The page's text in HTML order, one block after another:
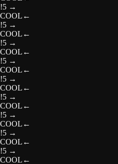
!5 →
COOL ←
!5 →
COOL ←
!5 →
COOL ←
!5 →
COOL ←
!5 →
COOL ←
!5 →
COOL ←
!5 →
COOL ←
!5 →
COOL ←
!5 →
COOL ←